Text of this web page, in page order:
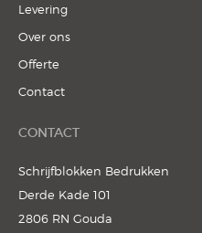
Levering
Over ons
Offerte
Contact
CONTACT
Schrijfblokken Bedrukken
Derde Kade 101
2806 RN Gouda